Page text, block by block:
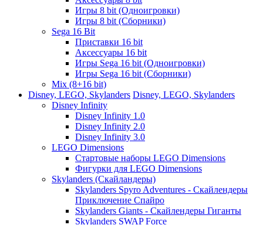
Игры 8 bit (Одноигровки)
Игры 8 bit (Сборники)
Sega 16 Bit
Приставки 16 bit
Аксессуары 16 bit
Игры Sega 16 bit (Одноигровки)
Игры Sega 16 bit (Сборники)
Mix (8+16 bit)
Disney, LEGO, Skylanders Disney, LEGO, Skylanders
Disney Infinity
Disney Infinity 1.0
Disney Infinity 2.0
Disney Infinity 3.0
LEGO Dimensions
Стартовые наборы LEGO Dimensions
Фигурки для LEGO Dimensions
Skylanders (Скайландеры)
Skylanders Spyro Adventures - Скайлендеры
Приключение Спайро
Skylanders Giants - Скайлендеры Гиганты
Skylanders SWAP Force